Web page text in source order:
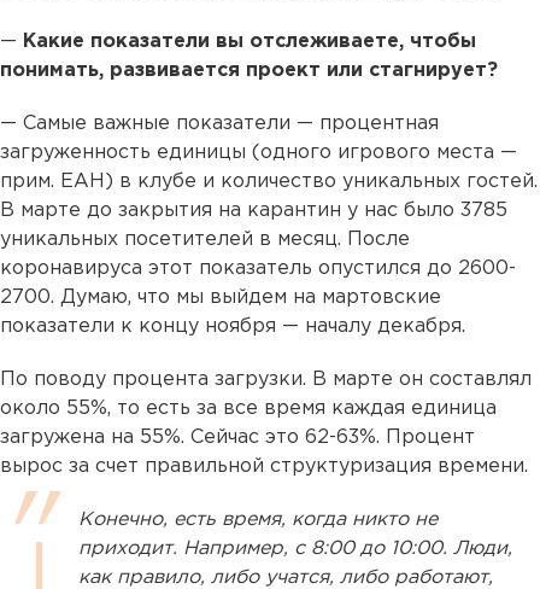
— Какие показатели вы отслеживаете, чтобы
понимать, развивается проект или стагнирует?
— Самые важные показатели — процентная
загруженность единицы (одного игрового места —
прим. ЕАН) в клубе и количество уникальных гостей.
В марте до закрытия на карантин у нас было 3785
уникальных посетителей в месяц. После
коронавируса этот показатель опустился до 2600-
2700. Думаю, что мы выйдем на мартовские
показатели к концу ноября — началу декабря.
По поводу процента загрузки. В марте он составлял
около 55%, то есть за все время каждая единица
загружена на 55%. Сейчас это 62-63%. Процент
вырос за счет правильной структуризация времени.
Конечно, есть время, когда никто не
приходит. Например, с 8:00 до 10:00. Люди,
как правило, либо учатся, либо работают,